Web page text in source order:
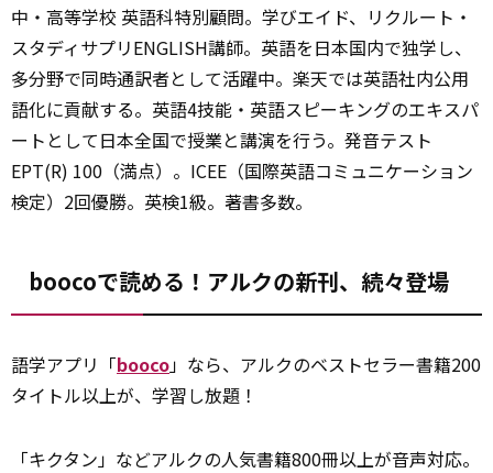
中・高等学校 英語科特別顧問。学びエイド、リクルート・
スタディサプリENGLISH講師。英語を日本国内で独学し、
多分野で同時通訳者として活躍中。楽天では英語社内公用
語化に貢献する。英語4技能・英語スピーキングのエキスパ
ートとして日本全国で授業と講演を行う。発音テスト
EPT(R) 100（満点）。ICEE（国際英語コミュニケーション
検定）2回優勝。英検1級。著書多数。
boocoで読める！アルクの新刊、続々登場
語学アプリ「booco」なら、アルクのベストセラー書籍200
タイトル以上が、学習し放題！
「キクタン」などアルクの人気書籍800冊以上が音声対応。